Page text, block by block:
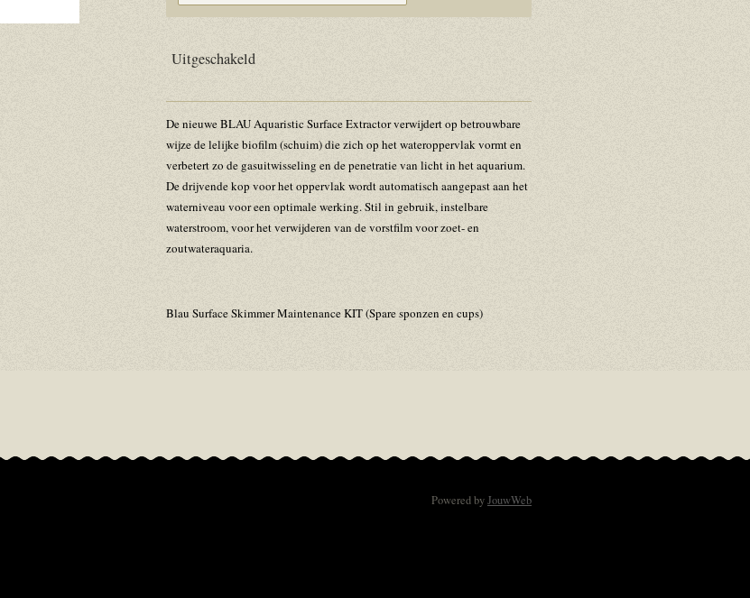
Uitgeschakeld
De nieuwe BLAU Aquaristic Surface Extractor verwijdert op betrouwbare
wijze de lelijke biofilm (schuim) die zich op het wateroppervlak vormt en
verbetert zo de gasuitwisseling en de penetratie van licht in het aquarium.
De drijvende kop voor het oppervlak wordt automatisch aangepast aan het
waterniveau voor een optimale werking. Stil in gebruik, instelbare
waterstroom, voor het verwijderen van de vorstfilm voor zoet- en
zoutwateraquaria.
Blau Surface Skimmer Maintenance KIT (Spare sponzen en cups)
Powered byJouwWeb